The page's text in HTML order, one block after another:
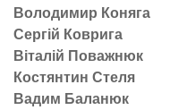
Володимир Коняга
Сергій Коврига
Віталій Поважнюк
Костянтин Стеля
Вадим Баланюк